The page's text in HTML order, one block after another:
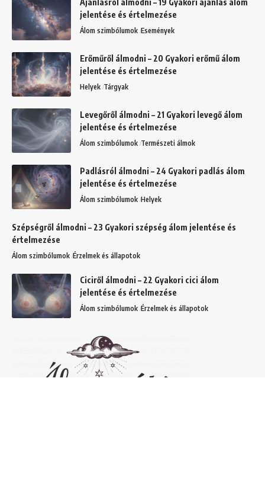
jelentése és értelmezése
Álom szimbólumok Események
Erőműről álmodni – 20 Gyakori erőmű álom
jelentése és értelmezése
Helyek Tárgyak
Levegőről álmodni – 21 Gyakori levegő álom
jelentése és értelmezése
Álom szimbólumok Természeti álmok
Padlásról álmodni – 24 Gyakori padlás álom
jelentése és értelmezése
Álom szimbólumok Helyek
Szépségről álmodni – 23 Gyakori szépség álom jelentése és
értelmezése
Álom szimbólumok Érzelmek és állapotok
Ciciről álmodni – 22 Gyakori cici álom
jelentése és értelmezése
Álom szimbólumok Érzelmek és állapotok